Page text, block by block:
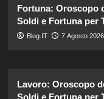
Fortuna: Oroscopo
Soldi e Fortuna per
Blog.IT 7 Agosto
Lavoro: Oroscopo
Soldi e Fortuna per